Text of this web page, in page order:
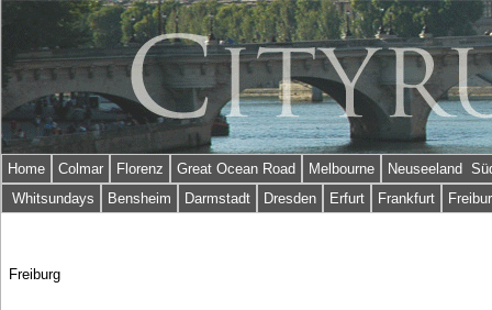
Home Colmar Florenz Great Ocean Road Melbourne
Neuseeland
Whitsundays
Bensheim Darmstadt Dresden Erfurt Frankfurt
Freiburg